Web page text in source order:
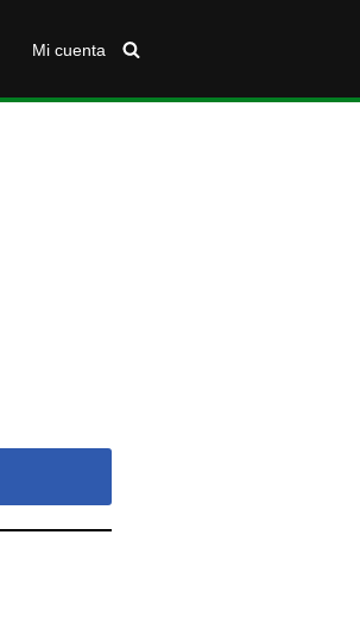
Mi cuenta